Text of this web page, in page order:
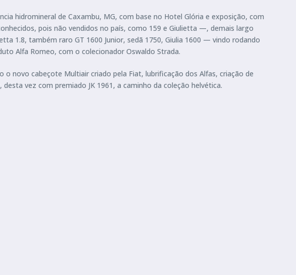
hidromineral de Caxambu, MG, com base no Hotel Glória e exposição, com
pois não vendidos no país, como 159 e Giulietta —, demais largo
1.8, também raro GT 1600 Junior, sedã 1750, Giulia 1600 — vindo rodando
Alfa Romeo, com o colecionador Oswaldo Strada.
novo cabeçote Multiair criado pela Fiat, lubrificação dos Alfas, criação de
vez com premiado JK 1961, a caminho da coleção helvética.